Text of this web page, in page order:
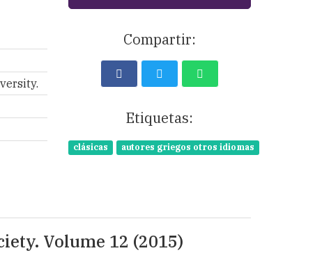
Compartir:
Etiquetas:
clásicas autores griegos otros idiomas
Volume 12 (2015)